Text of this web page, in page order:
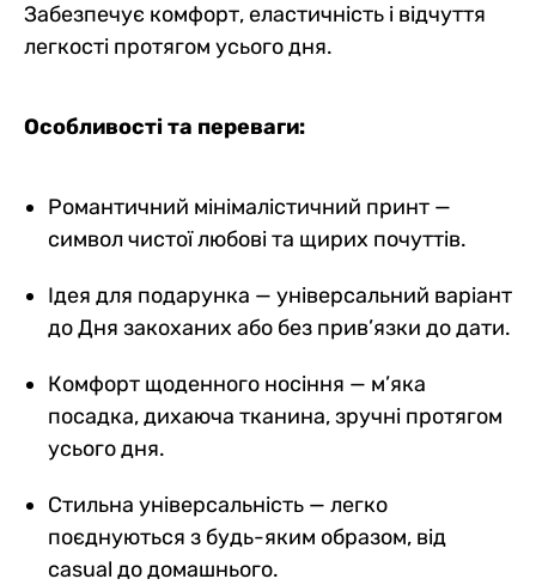
Забезпечує комфорт, еластичність і відчуття
легкості протягом усього дня.
Особливості та переваги:
Романтичний мінімалістичний принт —
символ чистої любові та щирих почуттів.
Ідея для подарунка — універсальний варіант
до Дня закоханих або без прив’язки до дати.
Комфорт щоденного носіння — м’яка
посадка, дихаюча тканина, зручні протягом
усього дня.
Стильна універсальність — легко
поєднуються з будь-яким образом, від
casual до домашнього.